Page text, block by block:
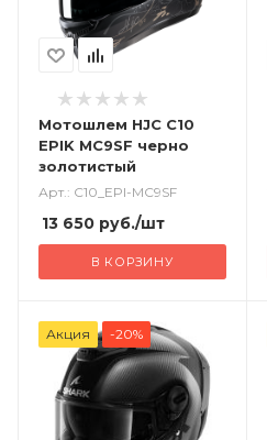
Мотошлем HJC C10
EPIK MC9SF черно
золотистый
Арт.: C10_EPI-MC9SF
13 650 руб./шт
В КОРЗИНУ
Акция -20%